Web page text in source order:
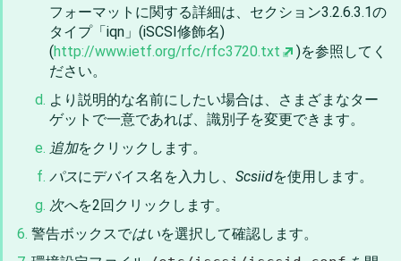
フォーマットに関する詳細は、セクション3.2.6.3.1の
タイプ「iqn」 (iSCSI修飾名)
(http://www.ietf.org/rfc/rfc3720.txt
)を参照してく
ださい。
より説明的な名前にしたい場合は、さまざまなター
ゲットで一意であれば、識別子を変更できます。
追加をクリックします。
パスにデバイス名を入力し、 Scsiidを使用します。
次へを2回クリックします。
警告ボックスではいを選択して確認します。